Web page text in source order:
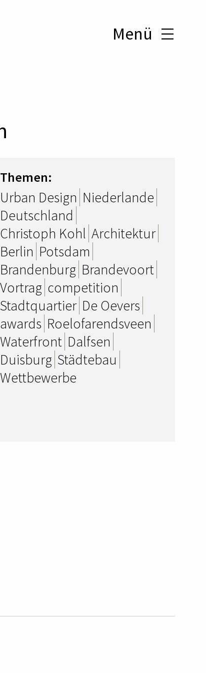
Menü
Themen:
Urban Design Niederlande
Deutschland
Christoph Kohl Architektur
Berlin Potsdam
Brandenburg Brandevoort
Vortrag competition
Stadtquartier De Oevers
awards Roelofarendsveen
Waterfront Dalfsen
Duisburg Städtebau
Wettbewerbe